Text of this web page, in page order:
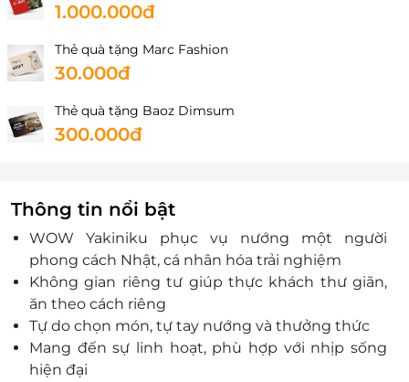
1.000.000đ
Thẻ quà tặng Marc Fashion
30.000đ
Thẻ quà tặng Baoz Dimsum
300.000đ
Thông tin nổi bật
WOW Yakiniku phục vụ nướng một người
phong cách Nhật, cá nhân hóa trải nghiệm
Không gian riêng tư giúp thực khách thư giãn,
ăn theo cách riêng
Tự do chọn món, tự tay nướng và thưởng thức
Mang đến sự linh hoạt, phù hợp với nhịp sống
hiện đại